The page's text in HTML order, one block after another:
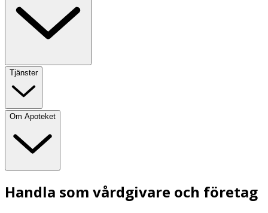
Tjänster
Om Apoteket
Handla som vårdgivare och företag